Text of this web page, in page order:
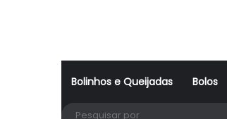
Bolinhos e Queijadas Bolos